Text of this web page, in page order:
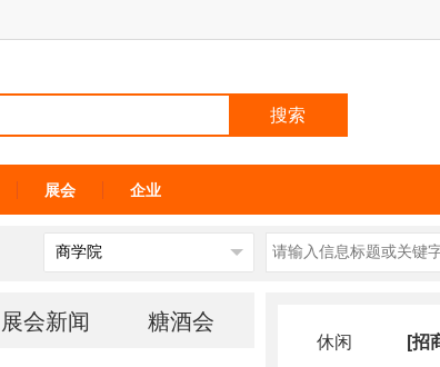
展会 企业
休闲 [招
展会新闻 糖酒会